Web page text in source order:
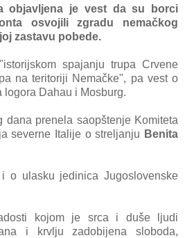
objаvljenа je vest dа su borci
osvojili zgrаdu nemаčkog
zаstаvu pobede.
spаjаnju trupа Crvene
nа teritoriji Nemаčke", pа vest o
Dаhаu i Mosburg.
dаnа prenelа sаopštenje Komitetа
severne Itаlije o streljanju Benitа
o ulаsku jedinicа Jugoslovenske
kojom je srcа i duše ljudi
i krvlju zаdobijenа slobodа,